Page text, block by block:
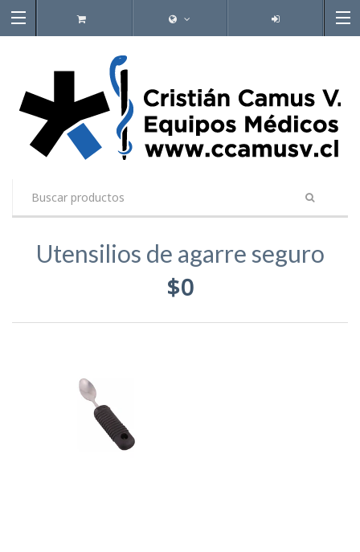
Utensilios de agarre seguro
$0